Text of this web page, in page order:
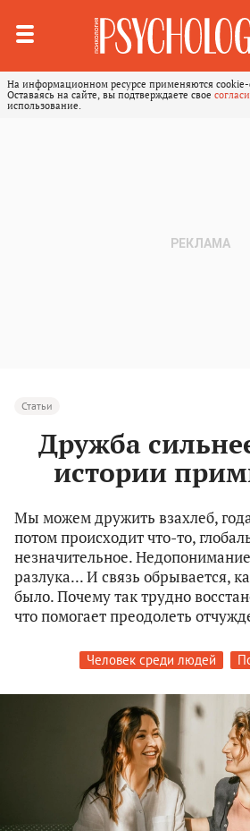
На информационном ресурсе применяются
Оставаясь на сайте, вы подтверждаете свое
использование.
Статьи
Дружба
истории
Мы можем дружить взахлеб,
потом происходит что-то,
незначительное.
разлука... И связь обрывается,
было. Почему так трудно
что помогает преодолеть
Человек среди людей